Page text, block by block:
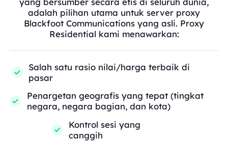
adalah pilihan utama untuk server proxy
Blackfoot Communications yang asli. Proxy
Residential kami menawarkan:
Salah satu rasio nilai/harga terbaik di
pasar
Penargetan geografis yang tepat (tingkat
negara, negara bagian, dan kota)
Kontrol sesi yang
canggih